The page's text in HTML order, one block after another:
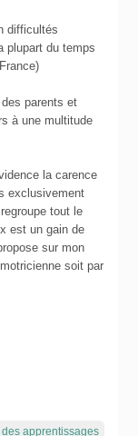
difficultés
plupart du temps
parents et
à une multitude
la carence
exclusivement
tout le
est un gain de
sur mon
soit par
apprentissages